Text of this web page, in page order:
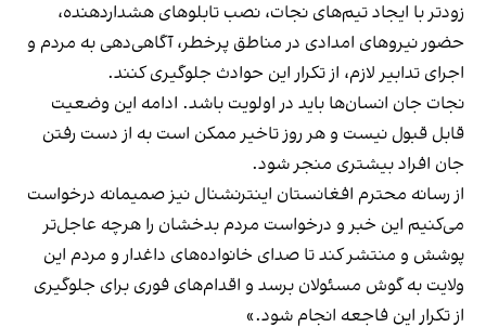
زودتر با ایجاد تیم‌های نجات، نصب تابلوهای هشداردهنده،
حضور نیروهای امدادی در مناطق پرخطر، آگاهی‌دهی به مردم و
اجرای تدابیر لازم، از تکرار این حوادث جلوگیری کنند.
نجات جان انسان‌ها باید در اولویت باشد. ادامه این وضعیت
قابل قبول نیست و هر روز تاخیر ممکن است به از دست رفتن
جان افراد بیشتری منجر شود.
از رسانه محترم افغانستان اینترنشنال نیز صمیمانه درخواست
می‌کنیم این خبر و درخواست مردم بدخشان را هرچه عاجل‌تر
پوشش و منتشر کند تا صدای خانواده‌های داغدار و مردم این
ولایت به گوش مسئولان برسد و اقدام‌های فوری برای جلوگیری
از تکرار این فاجعه انجام شود.»